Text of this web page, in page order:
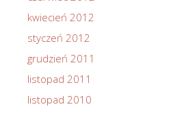
kwiecień 2012
styczeń 2012
grudzień 2011
listopad 2011
listopad 2010